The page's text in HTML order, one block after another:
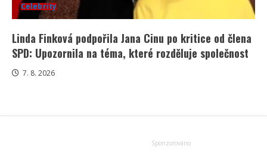
Celebrity
Linda Finková podpořila Jana Cinu po kritice od člena
SPD: Upozornila na téma, které rozděluje společnost
7. 8. 2026